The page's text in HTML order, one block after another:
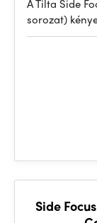
A Tilta Side
sorozat)
Side